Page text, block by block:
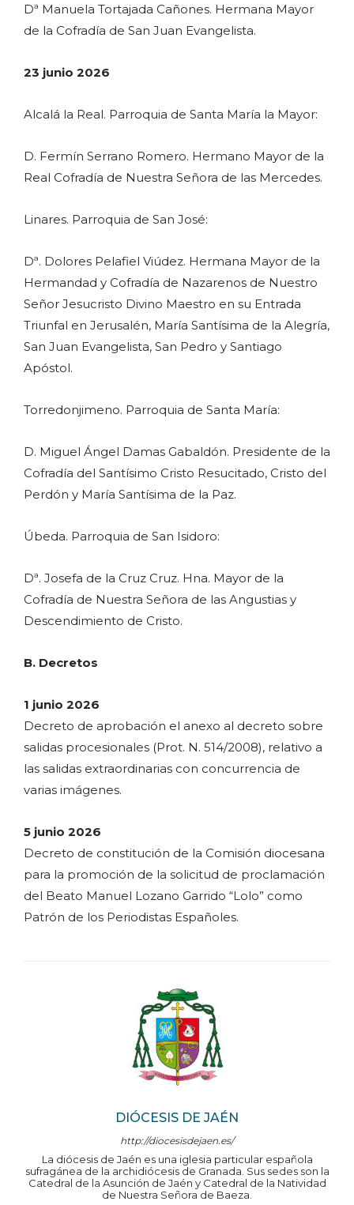
DIÓCESIS DE JAÉN
http://diocesisdejaen.es/
La diócesis de Jaén es una iglesia particular española
sufragánea de la archidiócesis de Granada. Sus sedes son la
Catedral de la Asunción de Jaén y Catedral de la Natividad
de Nuestra Señora de Baeza.
Dª Manuela Tortajada Cañones. Hermana Mayor
de la Cofradía de San Juan Evangelista.
23 junio 2026
Alcalá la Real. Parroquia de Santa María la Mayor:
D. Fermín Serrano Romero. Hermano Mayor de la
Real Cofradía de Nuestra Señora de las Mercedes.
Linares. Parroquia de San José:
Dª. Dolores Pelafiel Viúdez. Hermana Mayor de la
Hermandad y Cofradía de Nazarenos de Nuestro
Señor Jesucristo Divino Maestro en su Entrada
Triunfal en Jerusalén, María Santísima de la Alegría,
San Juan Evangelista, San Pedro y Santiago
Apóstol.
Torredonjimeno. Parroquia de Santa María:
D. Miguel Ángel Damas Gabaldón. Presidente de la
Cofradía del Santísimo Cristo Resucitado, Cristo del
Perdón y María Santísima de la Paz.
Úbeda. Parroquia de San Isidoro:
Dª. Josefa de la Cruz Cruz. Hna. Mayor de la
Cofradía de Nuestra Señora de las Angustias y
Descendimiento de Cristo.
B. Decretos
1 junio 2026
Decreto de aprobación el anexo al decreto sobre
salidas procesionales (Prot. N. 514/2008), relativo a
las salidas extraordinarias con concurrencia de
varias imágenes.
5 junio 2026
Decreto de constitución de la Comisión diocesana
para la promoción de la solicitud de proclamación
del Beato Manuel Lozano Garrido “Lolo” como
Patrón de los Periodistas Españoles.